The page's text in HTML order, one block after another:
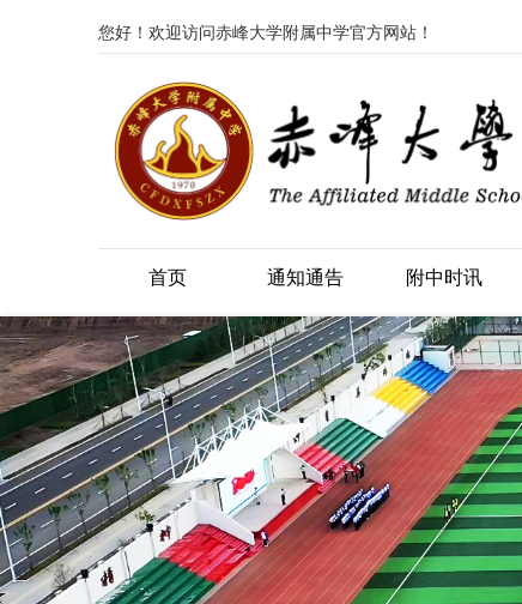
您好！欢迎访问赤峰大学附属中学官方网站！
首页 通知通告 附中时讯